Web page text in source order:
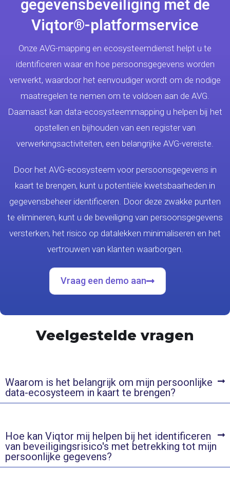
gegevensbeveiliging met de
Viqtor®-platformservice
Onze AVG-mapping en ecosysteemdienst helpt u te
identificeren waar en hoe persoonsgegevens worden
verwerkt, waardoor het eenvoudiger wordt om de nodige
maatregelen te nemen om te voldoen aan de AVG.
Daarnaast kan data-ecosysteemmapping u helpen bij het
opstellen en bijhouden van een register van
verwerkingsactiviteiten, een belangrijke AVG-vereiste.
Door het AVG-ecosysteem voor persoonsgegevens in
kaart te brengen, kunt u potentiële kwetsbaarheden in
gegevensbeheer identificeren. Door deze zwakke punten
te elimineren, kunt u de beveiliging van persoonsgegevens
versterken, het risico op datalekken minimaliseren en het
vertrouwen van klanten waarborgen.
Vraag een demo aan
Veelgestelde vragen
Waarom is het belangrijk om mijn persoonlijke
data-ecosysteem in kaart te brengen?
Hoe kan Viqtor mij helpen bij het identificeren
van beveiligingsrisico's met betrekking tot mijn
persoonlijke gegevens?